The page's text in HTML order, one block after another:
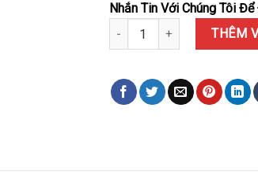
Nhắn Tin Với Chúng Tôi
Đồng Hồ Omega THÊM